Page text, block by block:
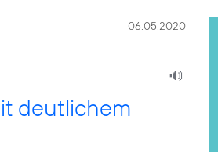
06.05.2020
deutlichem